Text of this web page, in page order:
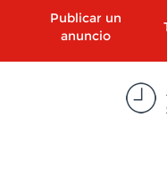
Publicar un
anuncio